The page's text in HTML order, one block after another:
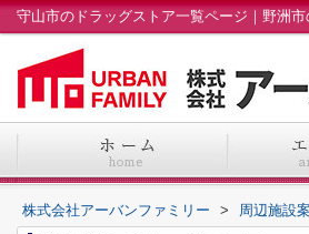
株式会社アーバンファミリー > 周辺施設